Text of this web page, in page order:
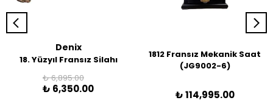
Denix
18. Yüzyıl Fransız Silahı
₺ 6,895.00
₺ 6,350.00
1812 Fransız Mekanik Saat
(JG9002-6)
₺ 114,995.00